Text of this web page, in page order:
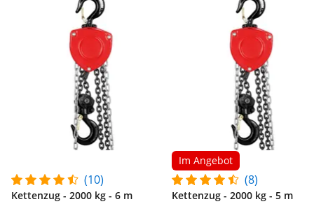
(10)
Kettenzug - 2000 kg - 6 m
Im Angebot
(8)
Kettenzug - 2000 kg - 5 m